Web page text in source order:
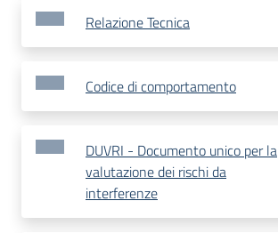
Relazione Tecnica
Codice di comportamento
DUVRI - Documento unico per la
valutazione dei rischi da
interferenze